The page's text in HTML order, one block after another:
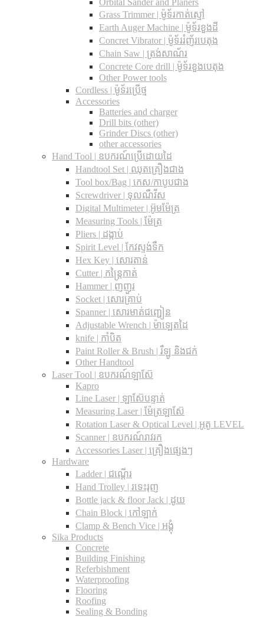
Orbital Sander and Planers
Grass Trimmer | ម៉ូទ័រកាត់ស្មៅ
Earth Auger Machine | ម៉ូទ័រខួងដី
Concret Vibrator | ម៉ូទ័ររំញ័របេតុង
Chain Saw | ត្រង់សាណ័រ
Concrete Core drill | ម៉ូទ័រខួងបេតុង
Other Power tools
Cordless​ | ម៉ូទ័រប្រើថ្ម
Accessories
Batteries and charger
Drill bits (other)
Grinder Discs (other)
other accessories
Hand Tool | ឧបករណ៍ប្រើដោយដៃ
Handtool Set | ឈុតគ្រឿងជាង
Tool box/Bag | កេស/កាបូបជាង
Screwdriver | ទុលណឺវីស
Digital Multimeter | អ៊ូមម៉ែត្រ
Measuring Tools | ម៉ែត្រ
Pliers | ដង្កាប់
Spirit Level | កែវស្ទង់ទឹក
Hex Key | សោរតាន់
Cutter | កន្រ្តៃកាត់
Hammer | ញញួរ
Socket | សោរគ្រាប់
Spanner |​ សោរមាត់ជញ្ជៀន
Adjustable Wrench |​ ម៉ាឡេតដៃ
knife | កាំបិត
Paint Roller & Brush | រឺឡូ និងជក់
Other Handtool
Laser Tool | ឧបករណ៍ឡាស៊ែ
Kapro
Line Laser | ឡាស៊ែបន្ទាត់
Measuring Laser | ម៉ែត្រឡាស៊ែ
Rotation Laser & Optical Level | អូតូ LEVEL
Scanner | ឧបករណ៍រាវរក
Accessories Laser | គ្រឿងផ្សេងៗ
Hardware
Ladder | ជណ្តើរ
Hand Trolley | រទេះរុញ
Bottle jack & floor Jack​ | ដូយ
Chain Block | កៅឡាក់
Clamp & Bench Vice | អង្គុំ
Sika Products
Concrete
Building Finishing
Referbishment
Waterproofing
Flooring
Roofing
Sealing & Bonding